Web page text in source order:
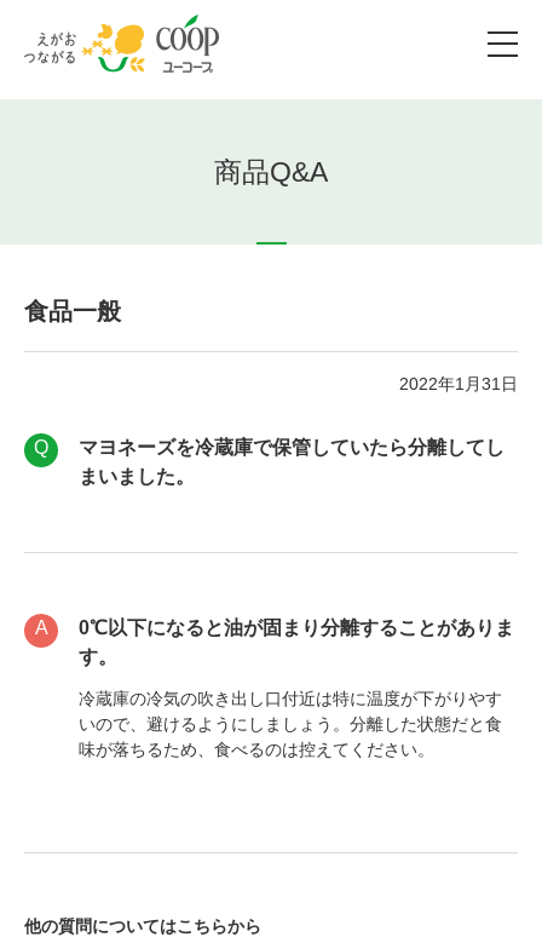
商品Q&A
食品一般
2022年1月31日
マヨネーズを冷蔵庫で保管していたら分離してし
まいました。
0℃以下になると油が固まり分離することがありま
す。
冷蔵庫の冷気の吹き出し口付近は特に温度が下がりやす
いので、避けるようにしましょう。分離した状態だと食
味が落ちるため、食べるのは控えてください。
他の質問についてはこちらから